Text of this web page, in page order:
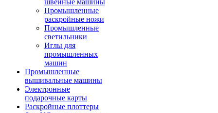
швейные машины
Промышленные
раскройные ножи
Промышленные
светильники
Иглы для
промышленных
машин
Промышленные
вышивальные машины
Электронные
подарочные карты
Раскройные плоттеры